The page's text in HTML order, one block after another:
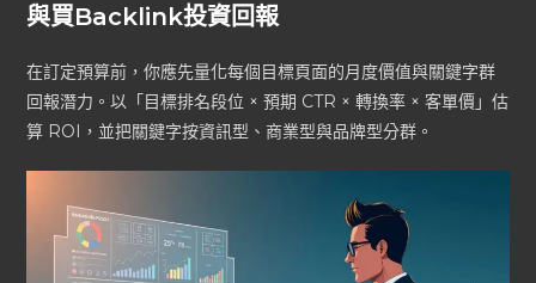
與買Backlink投資回報
在訂定預算前，你應先量化每個目標頁面的月度價值與關鍵字群
回報潛力。以「目標排名段位 × 預期 CTR × 轉換率 × 客單價」估
算 ROI，並把關鍵字按資訊型、商業型與品牌型分群。